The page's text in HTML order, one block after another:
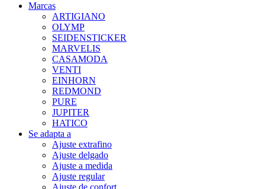
Marcas
ARTIGIANO
OLYMP
SEIDENSTICKER
MARVELIS
CASAMODA
VENTI
EINHORN
REDMOND
PURE
JUPITER
HATICO
Se adapta a
Ajuste extrafino
Ajuste delgado
Ajuste a medida
Ajuste regular
Ajuste de confort